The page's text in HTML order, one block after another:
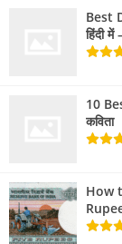
Best
हिंदी
10
कविता
How